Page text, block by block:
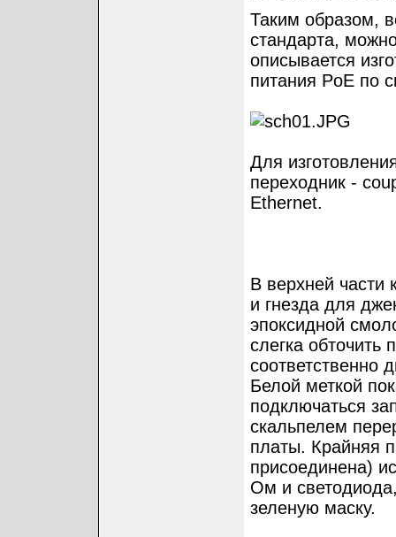
Таким образом,
стандарта,
описывается
питания PoE по
Для
переходник -
Ethernet.
В верхней части
и гнезда для
эпоксидной
слегка обточить
соответственно
Белой меткой
подключаться
скальпелем
платы. Крайняя
присоединена)
Ом и
зеленую маску.